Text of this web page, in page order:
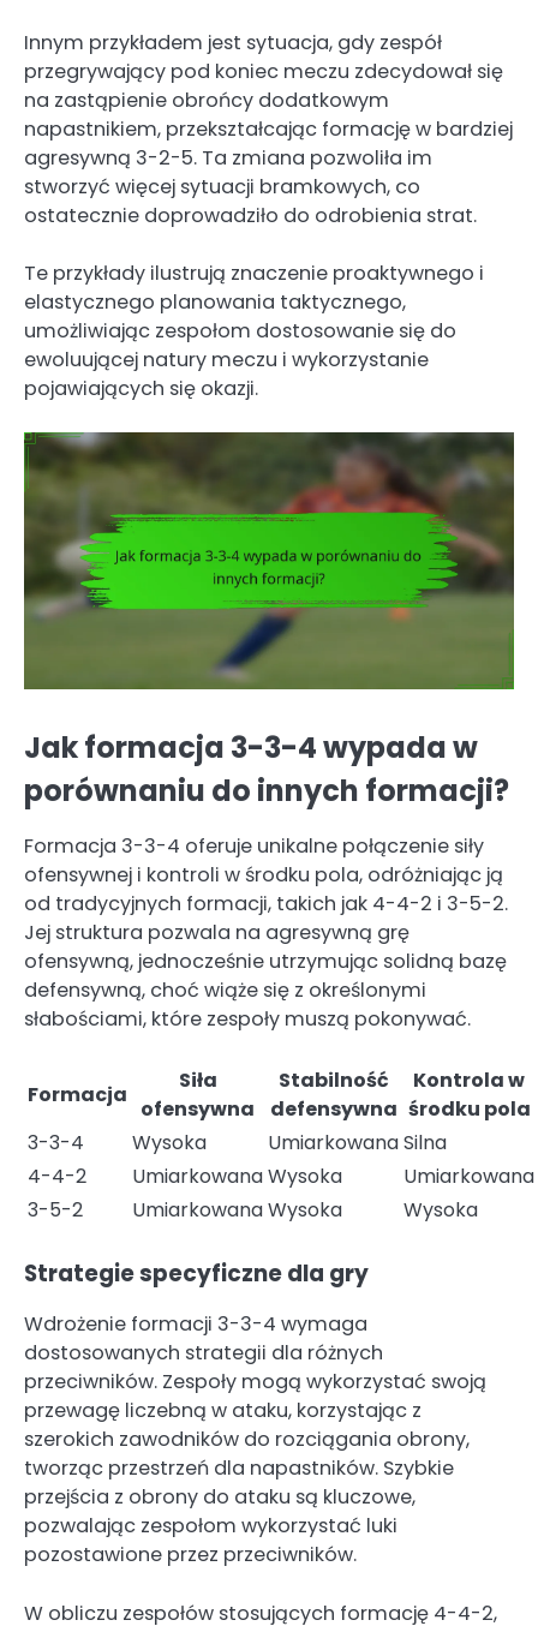
Innym przykładem jest sytuacja, gdy zespół
przegrywający pod koniec meczu zdecydował się
na zastąpienie obrońcy dodatkowym
napastnikiem, przekształcając formację w bardziej
agresywną 3-2-5. Ta zmiana pozwoliła im
stworzyć więcej sytuacji bramkowych, co
ostatecznie doprowadziło do odrobienia strat.
Te przykłady ilustrują znaczenie proaktywnego i
elastycznego planowania taktycznego,
umożliwiając zespołom dostosowanie się do
ewoluującej natury meczu i wykorzystanie
pojawiających się okazji.
Jak formacja 3-3-4 wypada w
porównaniu do innych formacji?
Formacja 3-3-4 oferuje unikalne połączenie siły
ofensywnej i kontroli w środku pola, odróżniając ją
od tradycyjnych formacji, takich jak 4-4-2 i 3-5-2.
Jej struktura pozwala na agresywną grę
ofensywną, jednocześnie utrzymując solidną bazę
defensywną, choć wiąże się z określonymi
słabościami, które zespoły muszą pokonywać.
Formacja
Siła
ofensywna
Stabilność
defensywna
Kontrola w
środku pola
3-3-4
Wysoka UmiarkowanaSilna
4-4-2
UmiarkowanaWysoka
Umiarkowana
3-5-2
UmiarkowanaWysoka Wysoka
Strategie specyficzne dla gry
Wdrożenie formacji 3-3-4 wymaga
dostosowanych strategii dla różnych
przeciwników. Zespoły mogą wykorzystać swoją
przewagę liczebną w ataku, korzystając z
szerokich zawodników do rozciągania obrony,
tworząc przestrzeń dla napastników. Szybkie
przejścia z obrony do ataku są kluczowe,
pozwalając zespołom wykorzystać luki
pozostawione przez przeciwników.
W obliczu zespołów stosujących formację 4-4-2,